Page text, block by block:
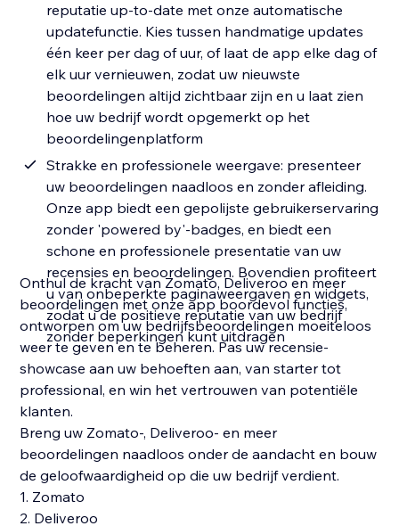
reputatie up-to-date met onze automatische
updatefunctie. Kies tussen handmatige updates
één keer per dag of uur, of laat de app elke dag of
elk uur vernieuwen, zodat uw nieuwste
beoordelingen altijd zichtbaar zijn en u laat zien
hoe uw bedrijf wordt opgemerkt op het
beoordelingenplatform
Strakke en professionele weergave: presenteer
uw beoordelingen naadloos en zonder afleiding.
Onze app biedt een gepolijste gebruikerservaring
zonder 'powered by'-badges, en biedt een
schone en professionele presentatie van uw
recensies en beoordelingen. Bovendien profiteert
u van onbeperkte paginaweergaven en widgets,
zodat u de positieve reputatie van uw bedrijf
zonder beperkingen kunt uitdragen
Onthul de kracht van Zomato, Deliveroo en meer
beoordelingen met onze app boordevol functies,
ontworpen om uw bedrijfsbeoordelingen moeiteloos
weer te geven en te beheren. Pas uw recensie-
showcase aan uw behoeften aan, van starter tot
professional, en win het vertrouwen van potentiële
klanten.
Breng uw Zomato-, Deliveroo- en meer
beoordelingen naadloos onder de aandacht en bouw
de geloofwaardigheid op die uw bedrijf verdient.
1. Zomato
2. Deliveroo